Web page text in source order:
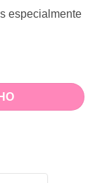
especialmente